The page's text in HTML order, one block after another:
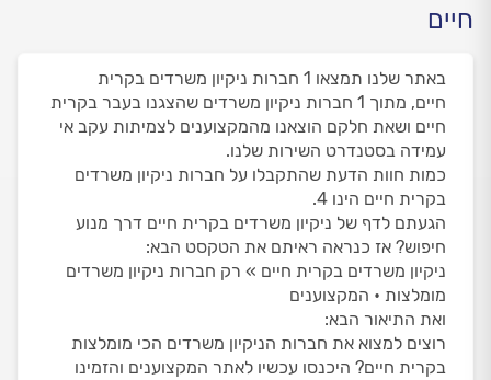
חיים
באתר שלנו תמצאו 1 חברות ניקיון משרדים בקרית
חיים, מתוך 1 חברות ניקיון משרדים שהצגנו בעבר בקרית
חיים ושאת חלקם הוצאנו מהמקצוענים לצמיתות עקב אי
עמידה בסטנדרט השירות שלנו.
כמות חוות הדעת שהתקבלו על חברות ניקיון משרדים
בקרית חיים הינו 4.
הגעתם לדף של ניקיון משרדים בקרית חיים דרך מנוע
חיפוש? אז כנראה ראיתם את הטקסט הבא:
ניקיון משרדים בקרית חיים » רק חברות ניקיון משרדים
מומלצות • המקצוענים
ואת התיאור הבא:
רוצים למצוא את חברות הניקיון משרדים הכי מומלצות
בקרית חיים? היכנסו עכשיו לאתר המקצוענים והזמינו